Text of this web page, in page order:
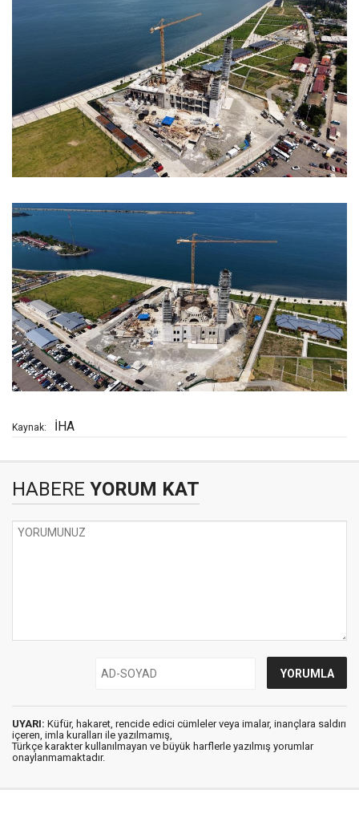
Kaynak: İHA
HABERE YORUM KAT
UYARI: Küfür, hakaret, rencide edici cümleler veya imalar, inançlara saldırı
içeren, imla kuralları ile yazılmamış,
Türkçe karakter kullanılmayan ve büyük harflerle yazılmış yorumlar
onaylanmamaktadır.